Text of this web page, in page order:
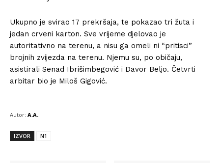
Ukupno je svirao 17 prekršaja, te pokazao tri žuta i
jedan crveni karton. Sve vrijeme djelovao je
autoritativno na terenu, a nisu ga omeli ni “pritisci”
brojnih zvijezda na terenu. Njemu su, po običaju,
asistirali Senad Ibrišimbegović i Davor Beljo. Četvrti
arbitar bio je Miloš Gigović.
Autor: A.A.
IZVOR N1